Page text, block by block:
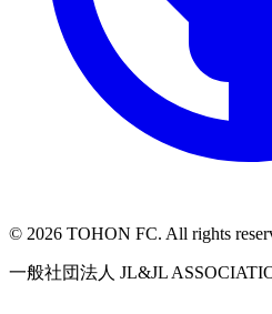
© 2026 TOHON FC. All rights
一般社団法人 JL&JL